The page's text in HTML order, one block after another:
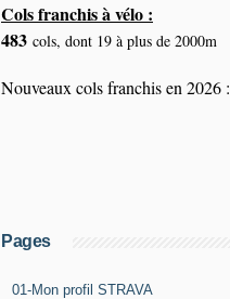
Cols franchis à vélo :
483 cols, dont 19 à plus de 2000m
Nouveaux cols franchis en 2026 :
Pages
01-Mon profil STRAVA